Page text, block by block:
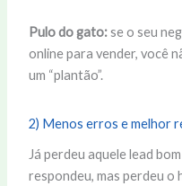
Pulo do gato:se o seu
online para vender, você
um “plantão”.
2) Menos erros e melhor
Já perdeu aquele lead
respondeu, mas perdeu o